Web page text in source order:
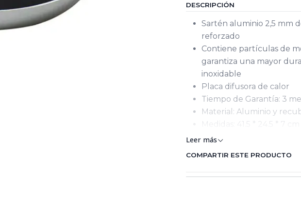
DESCRIPCIÓN
Sartén aluminio 2,5 mm
reforzado
Contiene partículas de
garantiza una mayor
inoxidable
Placa difusora de calor
Tiempo de Garantía: 3
Material: Aluminio y
Medidas: 41.5 * 24.5 * 7 cm
Leer más
COMPARTIR ESTE PRODUCTO